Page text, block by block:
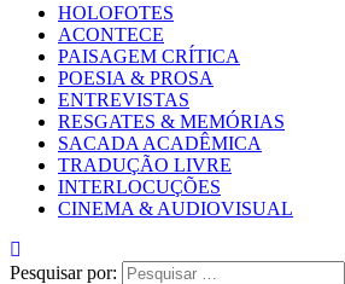
HOLOFOTES
ACONTECE
PAISAGEM CRÍTICA
POESIA & PROSA
ENTREVISTAS
RESGATES & MEMÓRIAS
SACADA ACADÊMICA
TRADUÇÃO LIVRE
INTERLOCUÇÕES
CINEMA & AUDIOVISUAL
Pesquisar por: